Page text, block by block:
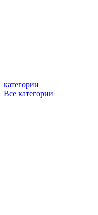
категории
Все категории